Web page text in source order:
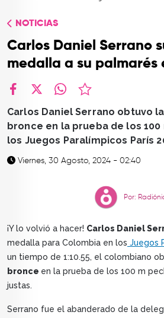
NOTICIAS
Carlos Daniel Serrano
medalla a su palmarés
Carlos Daniel Serrano obtuvo
bronce en la prueba de los 100
los Juegos Paralímpicos París
Viernes, 30 Agosto, 2024 - 02:40
Por:
¡Y lo volvió a hacer! Carlos Daniel
medalla para Colombia en los Juegos
un tiempo de 1:10.55, el colombiano
bronce en la prueba de los 100 m
justas.
Serrano fue el abanderado de la